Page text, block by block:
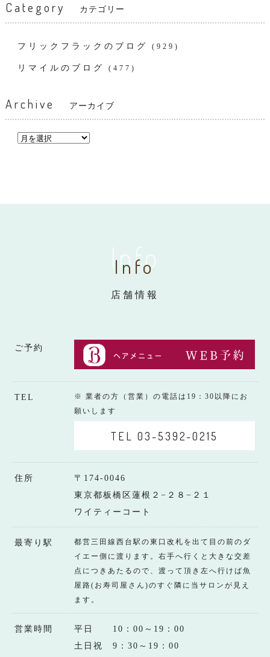
Category カテゴリー
フリックフラックのブログ (929)
リマイルのブログ (477)
Archive アーカイブ
Info
Info
店舗情報
ご予約
TEL
※ 業者の方（営業）の電話は19：30以降にお
願いします
TEL 03-5392-0215
住所
〒174-0046
東京都板橋区蓮根２−２８−２１
ワイティーコート
最寄り駅
都営三田線西台駅の東口改札を出て目の前のダ
イエー側に渡ります。右手へ行くと大きな交差
点につきあたるので、渡って頂き左へ行けば魚
屋路(お寿司屋さん)のすぐ隣に当サロンが見え
ます。
営業時間
平日 10：00～19：00
土日祝 9：30～19：00